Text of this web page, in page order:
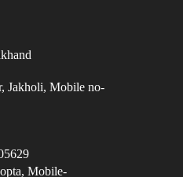
Jakholi, Mobile no-
Mobile-